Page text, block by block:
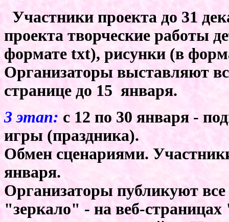
Участники проекта до 31
проекта творческие работы
формате txt), рисунки (в
Организаторы выставляют
странице до 15 января.
3 этап: с 12 по 30 января -
игры (праздника).
Обмен сценариями.
января.
Организаторы публикуют все
"зеркало" - на веб-